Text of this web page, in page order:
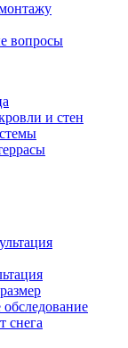
вопросы
и стен
снега